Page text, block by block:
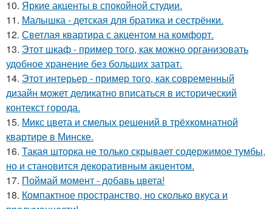
10. Яркие акценты в спокойной студии.
11. Малышка - детская для братика и сестрёнки.
12. Светлая квартира с акцентом на комфорт.
13. Этот шкаф - пример того, как можно организовать
удобное хранение без больших затрат.
14. Этот интерьер - пример того, как современный
дизайн может деликатно вписаться в исторический
контекст города.
15. Микс цвета и смелых решений в трёхкомнатной
квартире в Минске.
16. Такая шторка не только скрывает содержимое тумбы,
но и становится декоративным акцентом.
17. Поймай момент - добавь цвета!
18. Компактное пространство, но сколько вкуса и